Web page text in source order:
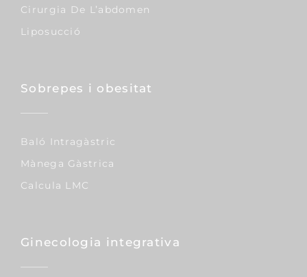
Cirurgia De L’abdomen
Liposucció
Sobrepes i obesitat
Baló Intragàstric
Mànega Gàstrica
Calcula LMC
Ginecologia integrativa